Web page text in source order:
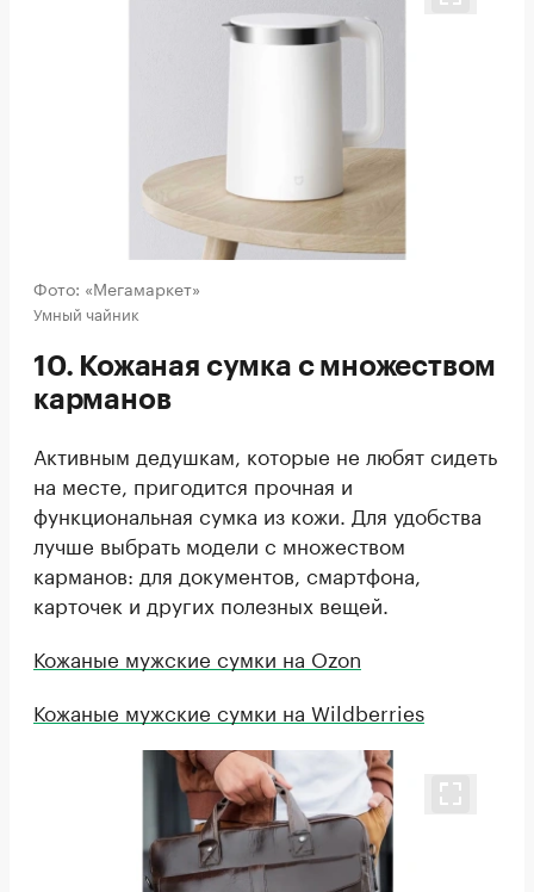
Фото: «Мегамаркет»
Умный чайник
10. Кожаная сумка с множеством
карманов
Активным дедушкам, которые не любят сидеть
на месте, пригодится прочная и
функциональная сумка из кожи. Для удобства
лучше выбрать модели с множеством
карманов: для документов, смартфона,
карточек и других полезных вещей.
Кожаные мужские сумки на Ozon
Кожаные мужские сумки на Wildberries